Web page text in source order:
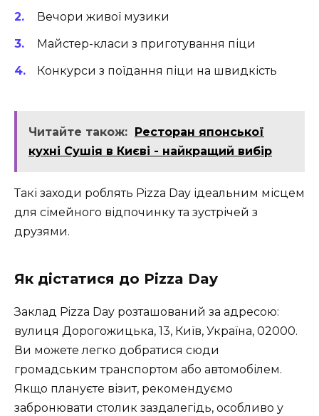
Вечори живої музики
Майстер-класи з приготування піци
Конкурси з поїдання піци на швидкість
Читайте також:
Ресторан японської
кухні Сушія в Києві - найкращий вибір
Такі заходи роблять Pizza Day ідеальним місцем
для сімейного відпочинку та зустрічей з
друзями.
Як дістатися до Pizza Day
Заклад Pizza Day розташований за адресою:
вулиця Дорогожицька, 13, Київ, Україна, 02000.
Ви можете легко добратися сюди
громадським транспортом або автомобілем.
Якщо плануєте візит, рекомендуємо
забронювати столик заздалегідь, особливо у